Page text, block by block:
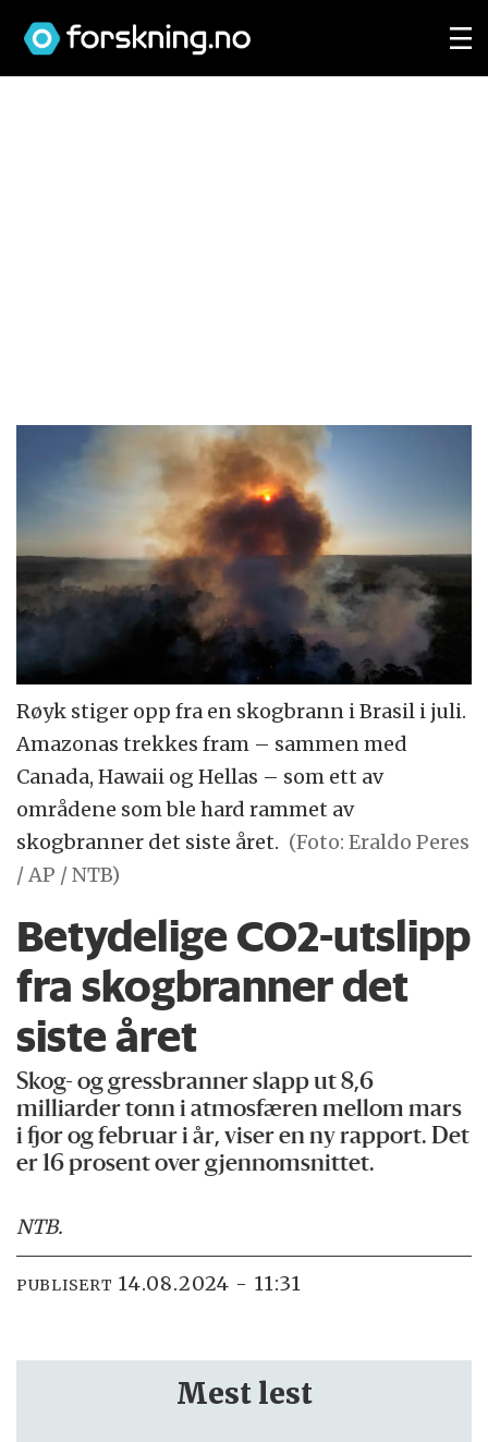
Røyk stiger opp fra en skogbrann i Brasil i juli.
Amazonas trekkes fram – sammen med
Canada, Hawaii og Hellas – som ett av
områdene som ble hard rammet av
skogbranner det siste året. (Foto: Eraldo Peres
/ AP / NTB)
Betydelige CO2-utslipp
fra skogbranner det
siste året
Skog- og gressbranner slapp ut 8,6
milliarder tonn i atmosfæren mellom mars
i fjor og februar i år, viser en ny rapport. Det
er 16 prosent over gjennomsnittet.
NTB.
PUBLISERT 14.08.2024 - 11:31
Mest lest